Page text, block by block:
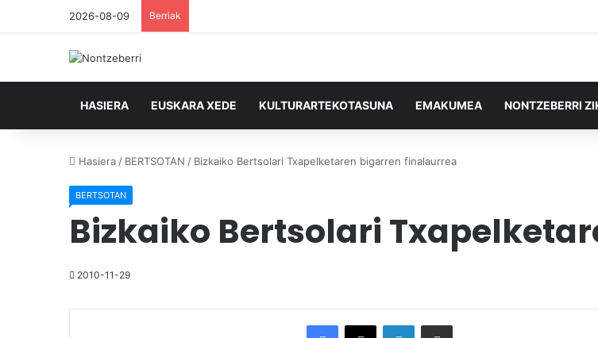
2026-08-09 Berriak
HASIERA EUSKARA XEDE KULTURARTEKOTASUNA EMAKUMEA NONTZEBERRI
Hasiera / BERTSOTAN / Bizkaiko Bertsolari Txapelketaren bigarren finalaurrea
BERTSOTAN
Bizkaiko Bertsolari
2010-11-29